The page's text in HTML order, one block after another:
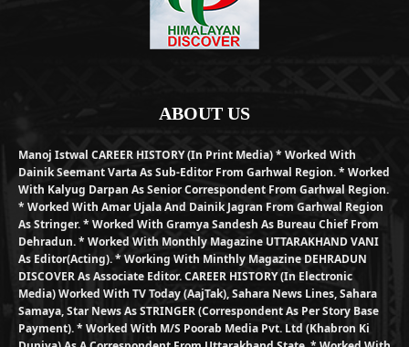
ABOUT US
Manoj Istwal CAREER HISTORY (in Print Media) * Worked With
Dainik Seemant Varta As Sub-Editor From Garhwal Region. * Worked
With Kalyug Darpan As Senior Correspondent From Garhwal Region.
* Worked With Amar Ujala And Dainik Jagran From Garhwal Region
As Stringer. * Worked With Gramya Sandesh As Bureau Chief From
Dehradun. * Worked With Monthly Magazine UTTARAKHAND VANI
As Editor(Acting). * Working With Minthly Magazine DEHRADUN
DISCOVER As Associate Editor. CAREER HISTORY (in Electronic
Media) Worked With TV Today (AajTak), Sahara News Lines, Sahara
Samaya, Star News As STRINGER (Correspondent As Per Story Base
Payment). * Worked With M/S Poorab Media Pvt. Ltd (Khabron Ki